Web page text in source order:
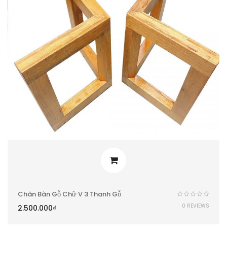
Chân Bàn Gỗ Chữ V 3 Thanh Gỗ
2.500.000₫ 0 REVIEWS